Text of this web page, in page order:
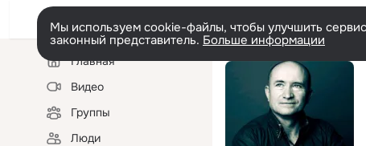
Мы используем cookie-файлы, чтобы улучшить
законный представитель. Больше информации
Левая
колонкаГлавная
Видео
Группы
Люди